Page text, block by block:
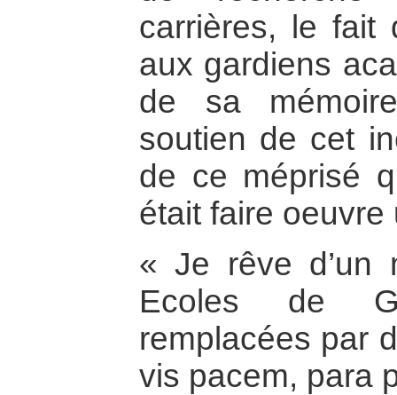
carrières, le fait
aux gardiens
de sa
soutien de cet
de ce méprisé
était faire oeuvre
« Je rêve d’un
Ecoles de
remplacées par
vis pacem, para